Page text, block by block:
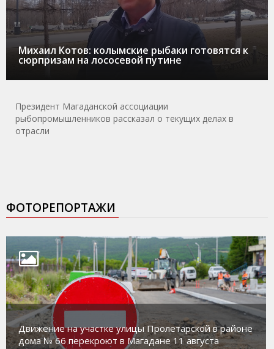
Михаил Котов: колымские рыбаки готовятся к
сюрпризам на лососевой путине
Президент Магаданской ассоциации
рыбопромышленников рассказал о текущих делах в
отрасли
ФОТОРЕПОРТАЖИ
Движение на участке улицы Пролетарской в районе
дома № 66 перекроют в Магадане 11 августа